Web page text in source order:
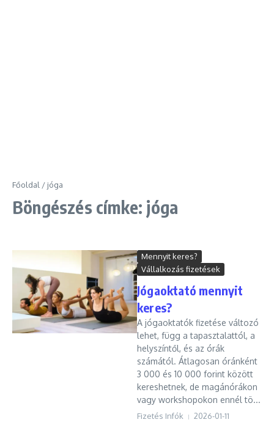
Főoldal / jóga
Böngészés címke: jóga
Mennyit keres?
Vállalkozás fizetések
Jógaoktató mennyit
keres?
A jógaoktatók fizetése változó
lehet, függ a tapasztalattól, a
helyszíntől, és az órák
számától. Átlagosan óránként
3 000 és 10 000 forint között
kereshetnek, de magánórákon
vagy workshopokon ennél tö...
Fizetés Infók 2026-01-11